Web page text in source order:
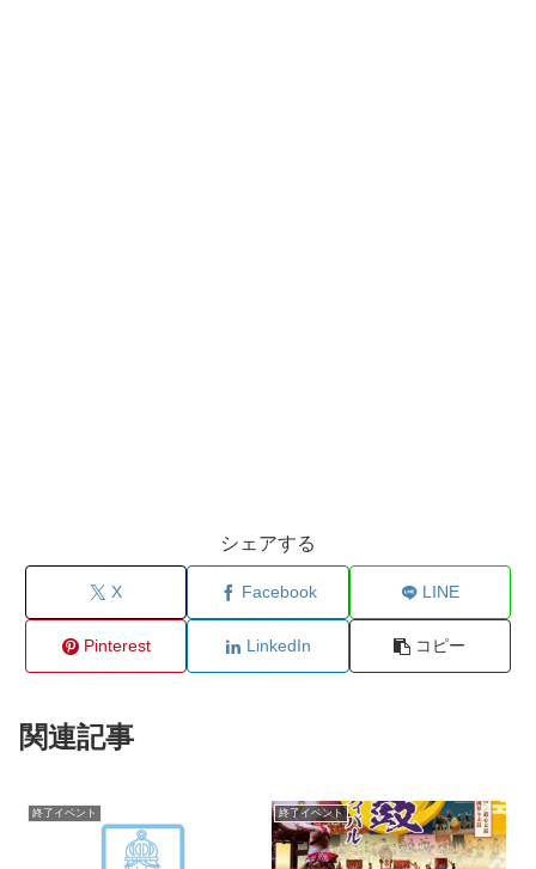
シェアする
X Facebook LINE
Pinterest LinkedIn コピー
関連記事
終了イベント 終了イベント